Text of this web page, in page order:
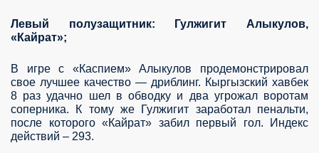
Левый полузащитник: Гулжигит Алыкулов,
«Кайрат»;
В игре с «Каспием» Алыкулов продемонстрировал
свое лучшее качество — дриблинг. Кыргызский хавбек
8 раз удачно шел в обводку и два угрожал воротам
соперника. К тому же Гулжигит заработал пенальти,
после которого «Кайрат» забил первый гол. Индекс
действий – 293.